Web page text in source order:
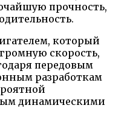
прочность,
который
скорость,
передовым
разработкам
динамическими